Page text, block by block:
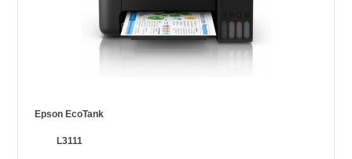
Epson EcoTank
L3111